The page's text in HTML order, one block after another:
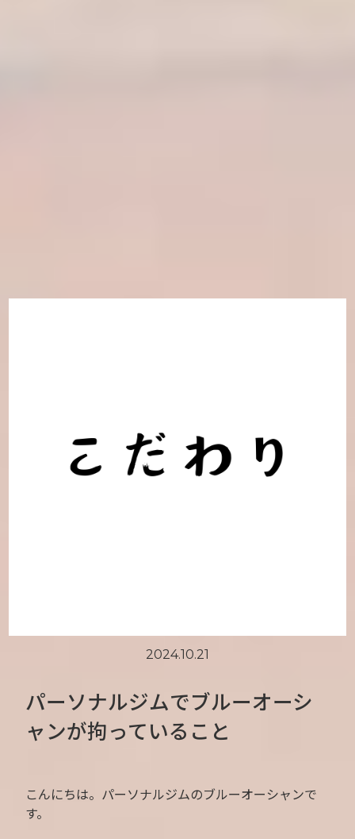
2024.10.21
パーソナルジムでブルーオーシ
ャンが拘っていること
こんにちは。パーソナルジムのブルーオーシャンで
す。